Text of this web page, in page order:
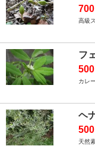
高級
フ
カレ
ヘ
天然